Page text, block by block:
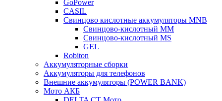
GoPower
CASIL
Свинцово кислотные аккумуляторы MNB
Cвинцово-кислотный MM
Cвинцово-кислотный MS
GEL
Robiton
Аккумуляторные сборки
Аккумуляторы для телефонов
Внешние аккумуляторы (POWER BANK)
Мото АКБ